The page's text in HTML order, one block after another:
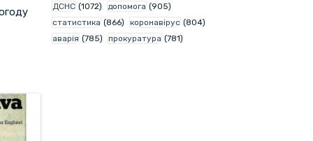
ДСНС (1072) допомога (905)
статистика (866) коронавірус (804)
аварія (785) прокуратура (781)